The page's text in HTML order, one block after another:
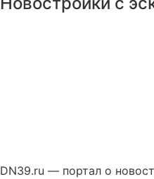
DN39.ru — портал о